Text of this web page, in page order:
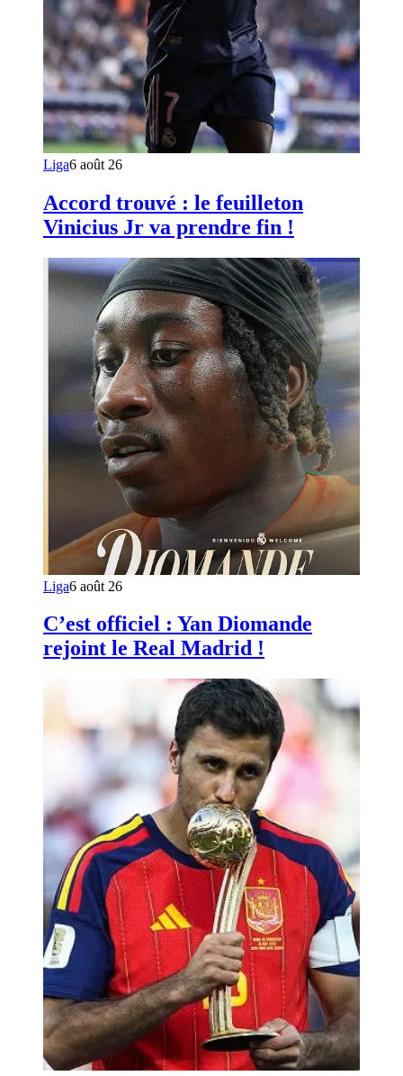
Liga6 août 26
Accord trouvé : le feuilleton
Vinicius Jr va prendre fin !
Liga6 août 26
C’est officiel : Yan Diomande
rejoint le Real Madrid !